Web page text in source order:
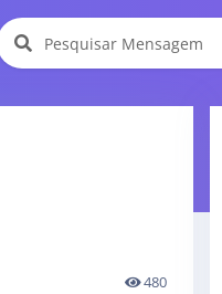
480